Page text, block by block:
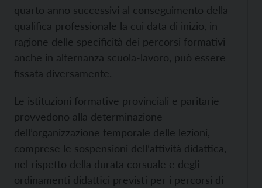
quarto anno successivi al conseguimento della
qualifica professionale la cui data di inizio, in
ragione delle specificità dei percorsi formativi
anche in alternanza scuola-lavoro, può essere
fissata diversamente.
Le istituzioni formative provinciali e paritarie
provvedono alla determinazione
dell’organizzazione temporale delle lezioni,
comprese le sospensioni dell’attività didattica,
nel rispetto della durata corsuale e degli
ordinamenti didattici previsti per i percorsi di